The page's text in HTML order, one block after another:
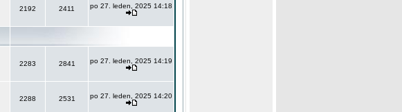
2192 2411 po 27. leden, 2025 14:18
2283 2841 po 27. leden, 2025 14:19
2288 2531 po 27. leden, 2025 14:20